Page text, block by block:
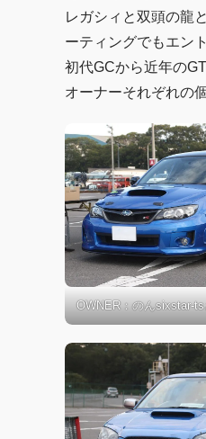
レガシィと双頭の龍
ーティングでもエン
初代GCから近年の
オーナーそれぞれの
OWNER：のんsixstar-